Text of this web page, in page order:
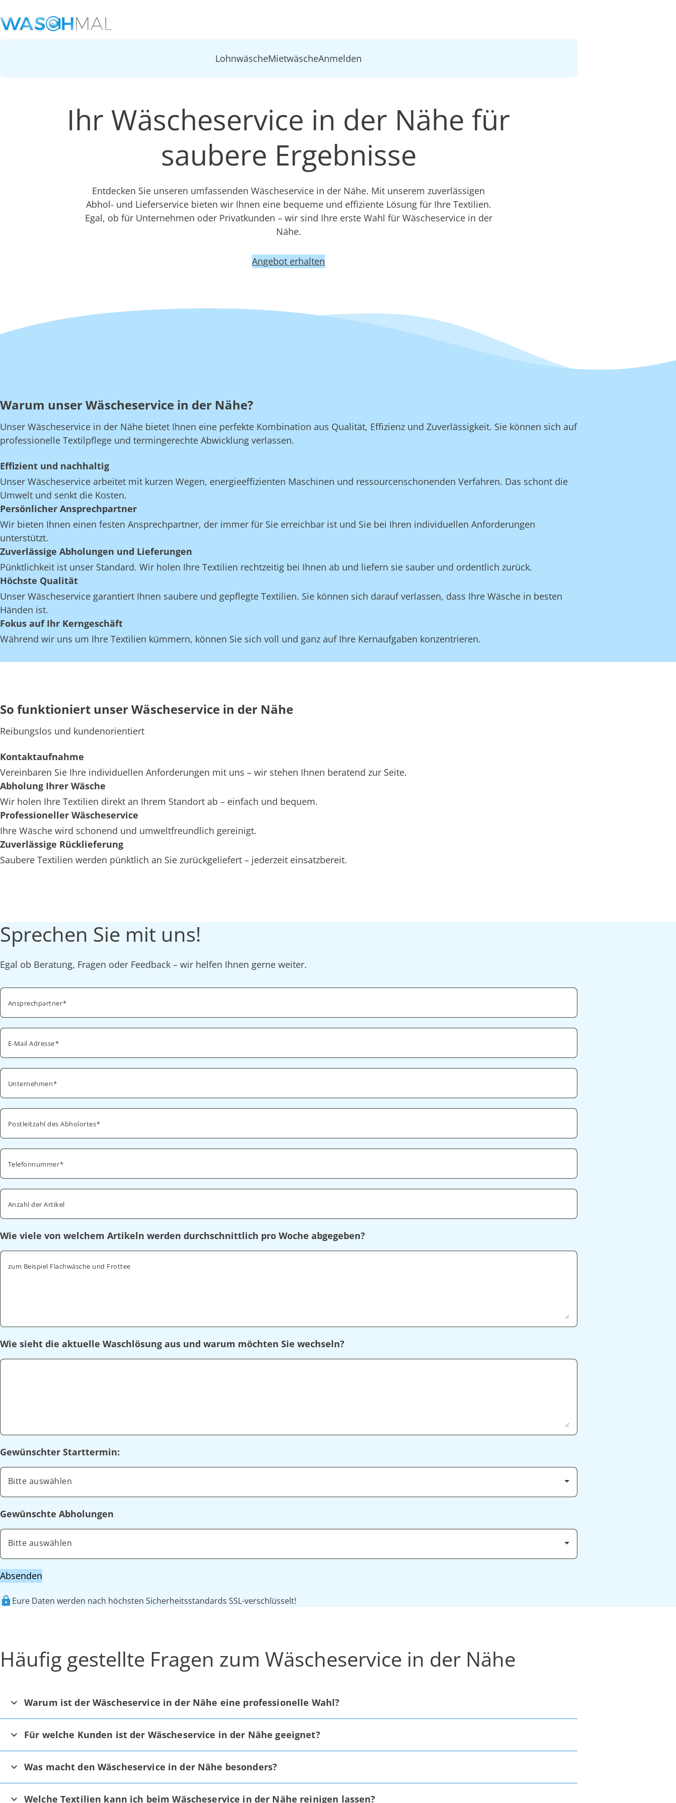
LohnwäscheMietwäscheAnmelden
Ihr Wäscheservice in der Nähe für
saubere Ergebnisse
Entdecken Sie unseren umfassenden Wäscheservice in der Nähe. Mit unserem zuverlässigen
Abhol- und Lieferservice bieten wir Ihnen eine bequeme und effiziente Lösung für Ihre Textilien.
Egal, ob für Unternehmen oder Privatkunden – wir sind Ihre erste Wahl für Wäscheservice in der
Nähe.
Angebot erhalten
Warum unser Wäscheservice in der Nähe?
Unser Wäscheservice in der Nähe bietet Ihnen eine perfekte Kombination aus Qualität, Effizienz und Zuverlässigkeit. Sie können sich auf
professionelle Textilpflege und termingerechte Abwicklung verlassen.
Effizient und nachhaltig
Unser Wäscheservice arbeitet mit kurzen Wegen, energieeffizienten Maschinen und ressourcenschonenden Verfahren. Das schont die
Umwelt und senkt die Kosten.
Persönlicher Ansprechpartner
Wir bieten Ihnen einen festen Ansprechpartner, der immer für Sie erreichbar ist und Sie bei Ihren individuellen Anforderungen
unterstützt.
Zuverlässige Abholungen und Lieferungen
Pünktlichkeit ist unser Standard. Wir holen Ihre Textilien rechtzeitig bei Ihnen ab und liefern sie sauber und ordentlich zurück.
Höchste Qualität
Unser Wäscheservice garantiert Ihnen saubere und gepflegte Textilien. Sie können sich darauf verlassen, dass Ihre Wäsche in besten
Händen ist.
Fokus auf Ihr Kerngeschäft
Während wir uns um Ihre Textilien kümmern, können Sie sich voll und ganz auf Ihre Kernaufgaben konzentrieren.
So funktioniert unser Wäscheservice in der Nähe
Reibungslos und kundenorientiert
Kontaktaufnahme
Vereinbaren Sie Ihre individuellen Anforderungen mit uns – wir stehen Ihnen beratend zur Seite.
Abholung Ihrer Wäsche
Wir holen Ihre Textilien direkt an Ihrem Standort ab – einfach und bequem.
Professioneller Wäscheservice
Ihre Wäsche wird schonend und umweltfreundlich gereinigt.
Zuverlässige Rücklieferung
Saubere Textilien werden pünktlich an Sie zurückgeliefert – jederzeit einsatzbereit.
Sprechen Sie mit uns!
Egal ob Beratung, Fragen oder Feedback – wir helfen Ihnen gerne weiter.
Ansprechpartner
E-Mail Adresse
Unternehmen
Postleitzahl des Abholortes
Telefonnummer
Anzahl der Artikel
Wie viele von welchem Artikeln werden durchschnittlich pro Woche abgegeben?
zum Beispiel Flachwäsche und Frottee
Wie sieht die aktuelle Waschlösung aus und warum möchten Sie wechseln?
Gewünschter Starttermin:
Bitte auswählen
Gewünschte Abholungen
Bitte auswählen
Absenden
Eure Daten werden nach höchsten Sicherheitsstandards SSL-verschlüsselt!
Häufig gestellte Fragen zum Wäscheservice in der Nähe
Warum ist der Wäscheservice in der Nähe eine professionelle Wahl?
Für welche Kunden ist der Wäscheservice in der Nähe geeignet?
Was macht den Wäscheservice in der Nähe besonders?
Welche Textilien kann ich beim Wäscheservice in der Nähe reinigen lassen?